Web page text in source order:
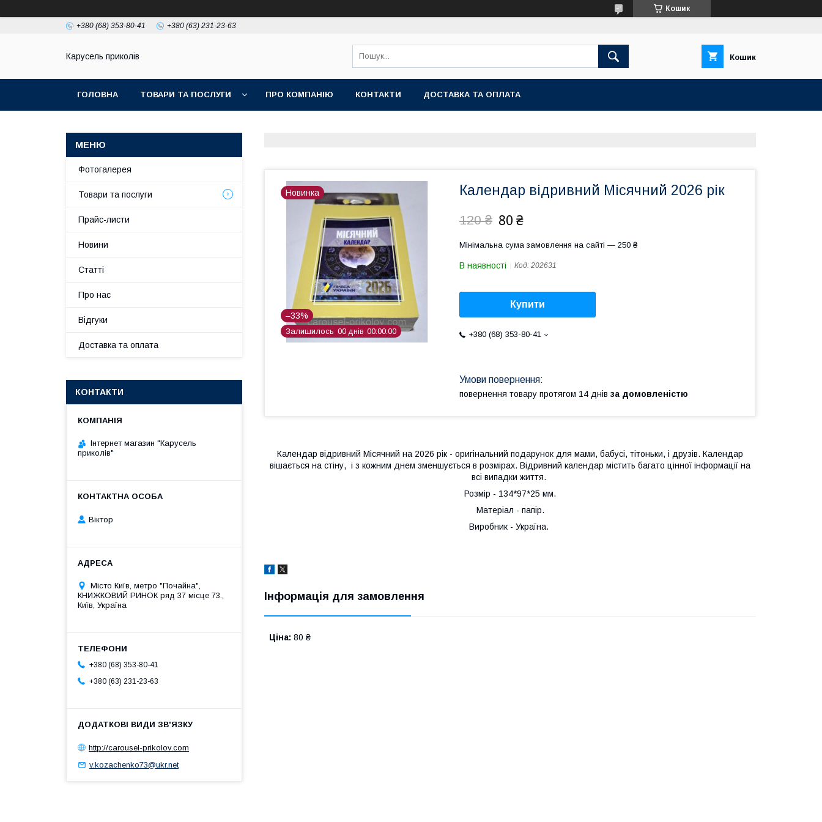
Кошик
+380 (68) 353-80-41 +380 (63) 231-23-63
Карусель приколів Кошик
ГОЛОВНА ТОВАРИ ТА ПОСЛУГИ ПРО КОМПАНІЮ КОНТАКТИ ДОСТАВКА ТА ОПЛАТА
Новинка
–33%
Залишилось 00 днів 00 00 00
Календар відривний Місячний 2026 рік
120 ₴ 80 ₴
Мінімальна сума замовлення на сайті — 250 ₴
В наявності Код: 202631
Купити
+380 (68) 353-80-41
повернення товару протягом 14 днів за домовленістю
Календар відривний Місячний на 2026 рік - оригінальний подарунок для мами, бабусі, тітоньки, і друзів. Календар
вішається на стіну, і з кожним днем зменшується в розмірах. Відривний календар містить багато цінної інформації на
всі випадки життя.
Розмір - 134*97*25 мм.
Матеріал - папір.
Виробник - Україна.
Інформація для замовлення
Ціна: 80 ₴
Фотогалерея
Товари та послуги
Прайс-листи
Новини
Статті
Про нас
Відгуки
Доставка та оплата
КОНТАКТИ
Інтернет магазин "Карусель
приколів"
Віктор
Місто Київ, метро "Почайна",
КНИЖКОВИЙ РИНОК ряд 37 місце 73.,
Київ, Україна
+380 (68) 353-80-41
+380 (63) 231-23-63
http://carousel-prikolov.com
v.kozachenko73@ukr.net